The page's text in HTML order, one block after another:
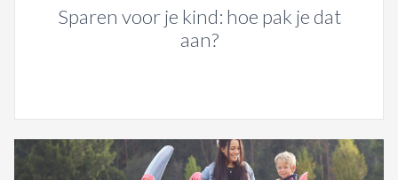
Sparen voor je kind: hoe pak je dat
aan?